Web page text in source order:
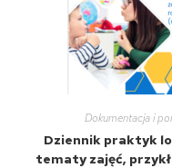
Dokumentacja i
Dziennik praktyk
tematy zajęć,